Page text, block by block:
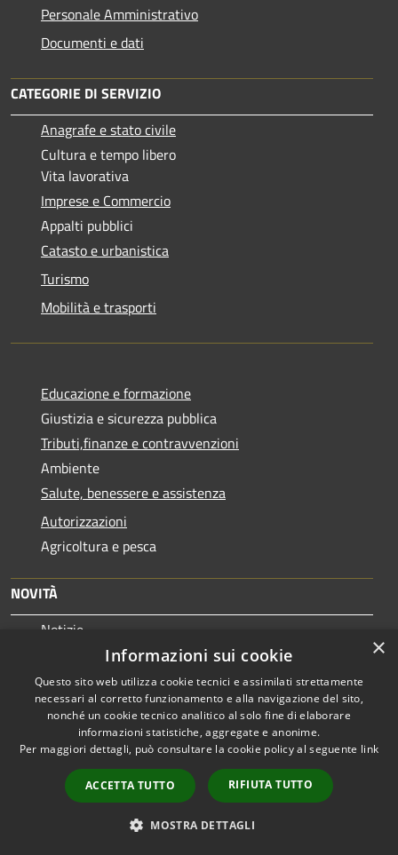
Personale Amministrativo
Documenti e dati
CATEGORIE DI SERVIZIO
Anagrafe e stato civile
Cultura e tempo libero
Vita lavorativa
Imprese e Commercio
Appalti pubblici
Catasto e urbanistica
Turismo
Mobilità e trasporti
Educazione e formazione
Giustizia e sicurezza pubblica
Tributi,finanze e contravvenzioni
Ambiente
Salute, benessere e assistenza
Autorizzazioni
Agricoltura e pesca
NOVITÀ
Notizie
Comunicati
Avvisi
VIVERE IL COMUNE
Luoghi
Eventi
×
Informazioni sui cookie
Questo sito web utilizza cookie tecnici e assimilati strettamente
necessari al corretto funzionamento e alla navigazione del sito,
nonché un cookie tecnico analitico al solo fine di elaborare
informazioni statistiche, aggregate e anonime.
Per maggiori dettagli, può consultare la cookie policy al seguente link
ACCETTA TUTTO RIFIUTA TUTTO
MOSTRA DETTAGLI